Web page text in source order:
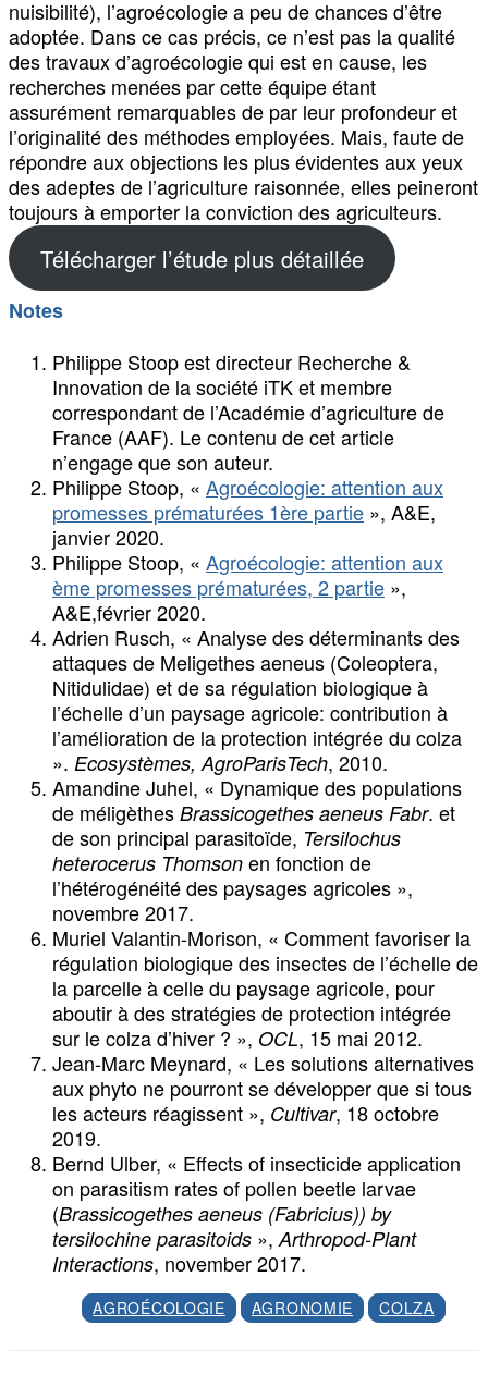
nuisibilité), l’agroécologie a peu de chances d’être
adoptée. Dans ce cas précis, ce n’est pas la qualité
des travaux d’agroécologie qui est en cause, les
recherches menées par cette équipe étant
assurément remarquables de par leur profondeur et
l’originalité des méthodes employées. Mais, faute de
répondre aux objections les plus évidentes aux yeux
des adeptes de l’agriculture raisonnée, elles peineront
toujours à emporter la conviction des agriculteurs.
Télécharger l’étude plus détaillée
Notes
Philippe Stoop est directeur Recherche &
Innovation de la société iTK et membre
correspondant de l’Académie d’agriculture de
France (AAF). Le contenu de cet article
n’engage que son auteur.
Philippe Stoop, « Agroécologie: attention aux
promesses prématurées 1ère partie », A&E,
janvier 2020.
Philippe Stoop, « Agroécologie: attention aux
ème promesses prématurées, 2 partie »,
A&E,février 2020.
Adrien Rusch, « Analyse des déterminants des
attaques de Meligethes aeneus (Coleoptera,
Nitidulidae) et de sa régulation biologique à
l’échelle d’un paysage agricole: contribution à
l’amélioration de la protection intégrée du colza
». Ecosystèmes, AgroParisTech, 2010.
Amandine Juhel, « Dynamique des populations
de méligèthes Brassicogethes aeneus Fabr. et
de son principal parasitoïde, Tersilochus
heterocerus Thomson en fonction de
l’hétérogénéité des paysages agricoles »,
novembre 2017.
Muriel Valantin-Morison, « Comment favoriser la
régulation biologique des insectes de l’échelle de
la parcelle à celle du paysage agricole, pour
aboutir à des stratégies de protection intégrée
sur le colza d’hiver ? », OCL, 15 mai 2012.
Jean-Marc Meynard, « Les solutions alternatives
aux phyto ne pourront se développer que si tous
les acteurs réagissent », Cultivar, 18 octobre
2019.
Bernd Ulber, « Effects of insecticide application
on parasitism rates of pollen beetle larvae
(Brassicogethes aeneus (Fabricius)) by
tersilochine parasitoids », Arthropod-Plant
Interactions, november 2017.
AGROÉCOLOGIE AGRONOMIE COLZA